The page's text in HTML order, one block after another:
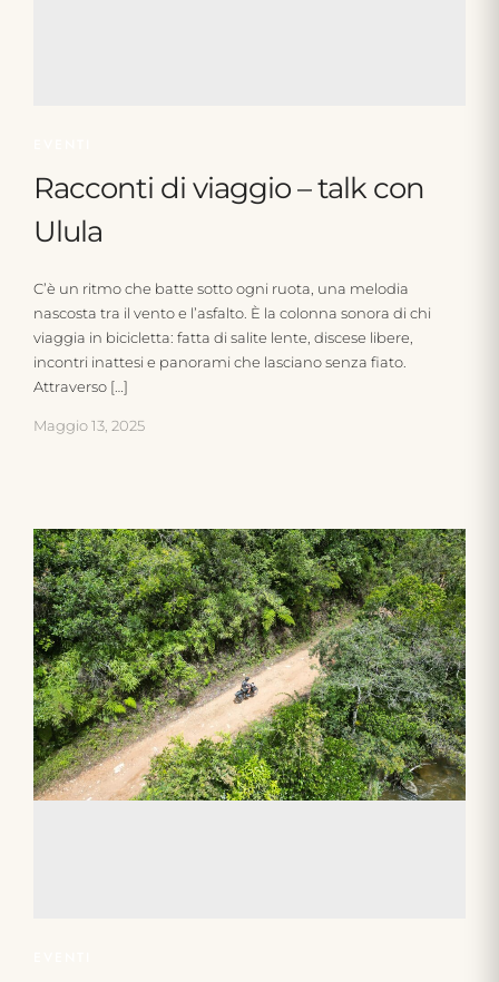
Racconti di viaggio – talk con
Ulula
C’è un ritmo che batte sotto ogni ruota, una melodia
nascosta tra il vento e l’asfalto. È la colonna sonora di chi
viaggia in bicicletta: fatta di salite lente, discese libere,
incontri inattesi e panorami che lasciano senza fiato.
Attraverso […]
Maggio 13, 2025